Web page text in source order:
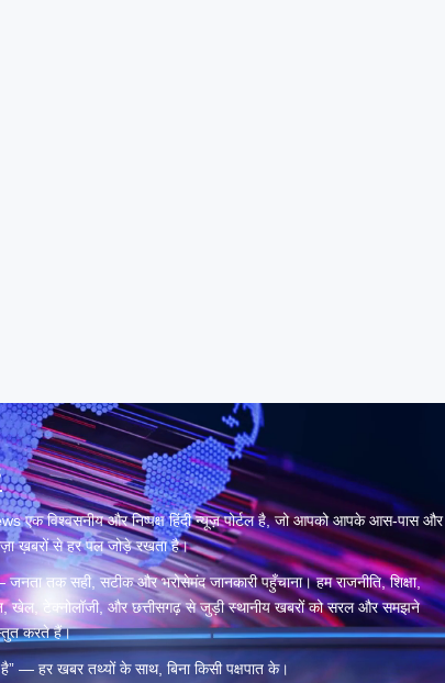
एक विश्वसनीय और निष्पक्ष हिंदी न्यूज़ पोर्टल है, जो आपको आपके आस-पास और
ख़बरों से हर पल जोड़े रखता है।
जनता तक सही, सटीक और भरोसेमंद जानकारी पहुँचाना। हम राजनीति, शिक्षा,
खेल, टेक्नोलॉजी, और छत्तीसगढ़ से जुड़ी स्थानीय खबरों को सरल और समझने
करते हैं।
— हर खबर तथ्यों के साथ, बिना किसी पक्षपात के।